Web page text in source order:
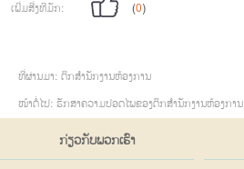
ເພີ່ມສີ່ງທີມັກ: (0)
ທີ່ຜ່ານມາ: ຕຶກສໍານັກງານຫ້ອງການ
ໜ້າຕໍ່ໄປ: ຮັກສາຄວາມປອດໄພຂອງຕຶກສໍານັກງານຫ້ອງການ
ກ່ຽວກັບພວກເຮົາ